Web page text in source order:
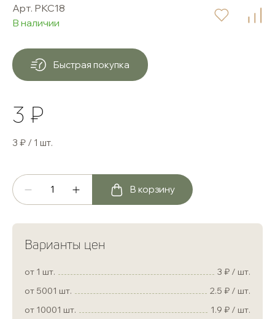
Арт. PKC18
В наличии
Быстрая покупка
3 ₽
3 ₽ / 1 шт.
В корзину
Варианты цен
от 1 шт. 3
/ шт.
от 5001 шт.
2.5
/ шт.
от 10001 шт.
1.9 / шт.